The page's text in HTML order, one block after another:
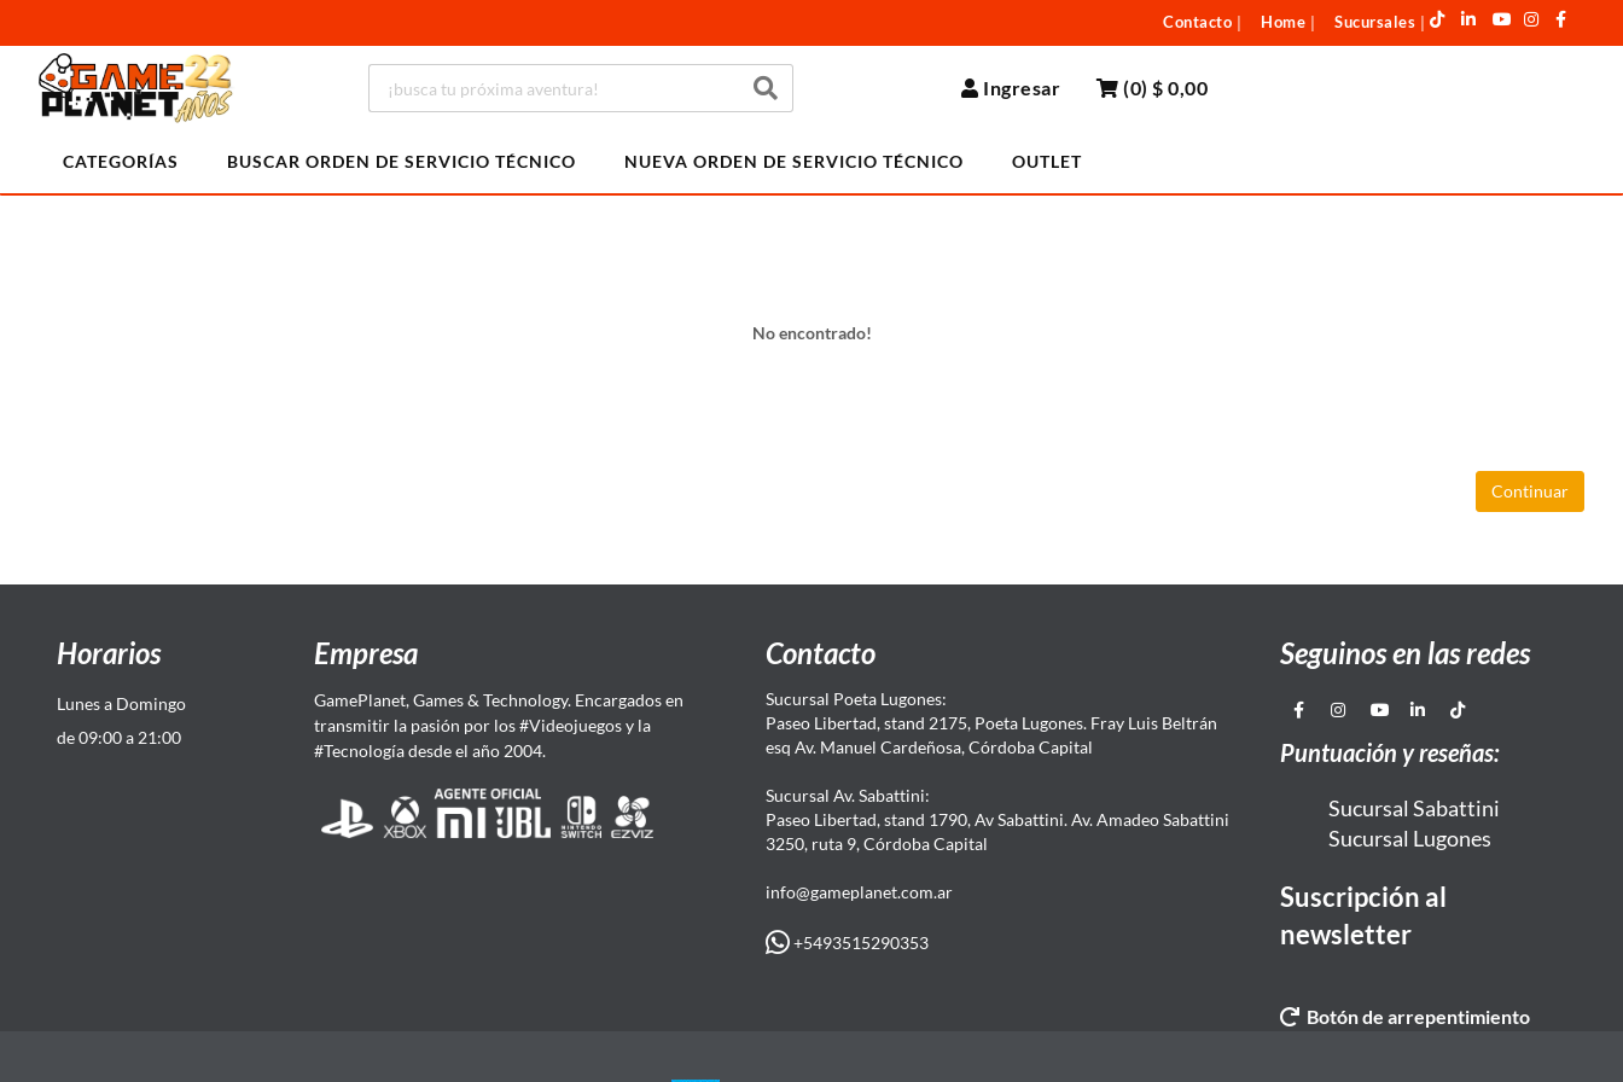
Contacto Home Sucursales
Ingresar (0)$ 0,00
CATEGORÍAS BUSCAR ORDEN DE SERVICIO TÉCNICO NUEVA ORDEN DE SERVICIO TÉCNICO OUTLET
No encontrado!
Continuar
Horarios
Lunes a Domingo
de 09:00 a 21:00
Empresa
GamePlanet, Games & Technology. Encargados en
transmitir la pasión por los #Videojuegos y la
#Tecnología desde el año 2004.
Contacto
Sucursal Poeta Lugones:
Paseo Libertad, stand 2175, Poeta Lugones. Fray Luis Beltrán
esq Av. Manuel Cardeñosa, Córdoba Capital
Sucursal Av. Sabattini:
Paseo Libertad, stand 1790, Av Sabattini. Av. Amadeo Sabattini
3250, ruta 9, Córdoba Capital
info@gameplanet.com.ar
+5493515290353
Seguinos en las redes
Puntuación y reseñas:
Sucursal Sabattini
Sucursal Lugones
Suscripción al
newsletter
Botón de arrepentimiento